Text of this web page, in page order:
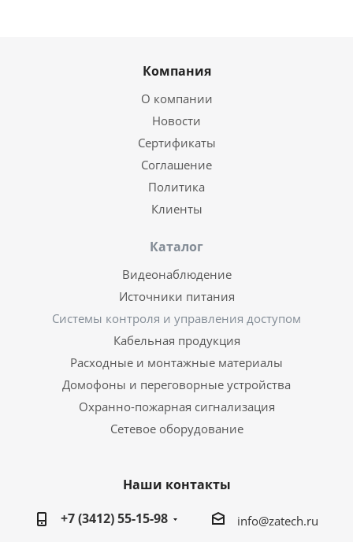
Компания
О компании
Новости
Сертификаты
Соглашение
Политика
Клиенты
Каталог
Видеонаблюдение
Источники питания
Системы контроля и управления доступом
Кабельная продукция
Расходные и монтажные материалы
Домофоны и переговорные устройства
Охранно-пожарная сигнализация
Сетевое оборудование
Наши контакты
+7 (3412) 55-15-98
info@zatech.ru